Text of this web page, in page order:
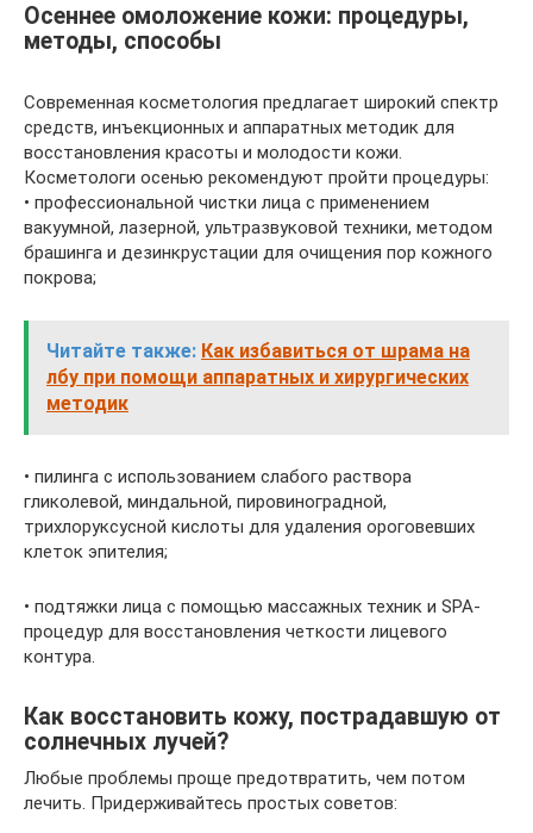
Осеннее омоложение кожи: процедуры,
методы, способы
Современная косметология предлагает широкий спектр
средств, инъекционных и аппаратных методик для
восстановления красоты и молодости кожи.
Косметологи осенью рекомендуют пройти процедуры:
• профессиональной чистки лица с применением
вакуумной, лазерной, ультразвуковой техники, методом
брашинга и дезинкрустации для очищения пор кожного
покрова;
Читайте также: Как избавиться от шрама на
лбу при помощи аппаратных и хирургических
методик
• пилинга с использованием слабого раствора
гликолевой, миндальной, пировиноградной,
трихлоруксусной кислоты для удаления ороговевших
клеток эпителия;
• подтяжки лица с помощью массажных техник и SPA-
процедур для восстановления четкости лицевого
контура.
Как восстановить кожу, пострадавшую от
солнечных лучей?
Любые проблемы проще предотвратить, чем потом
лечить. Придерживайтесь простых советов: